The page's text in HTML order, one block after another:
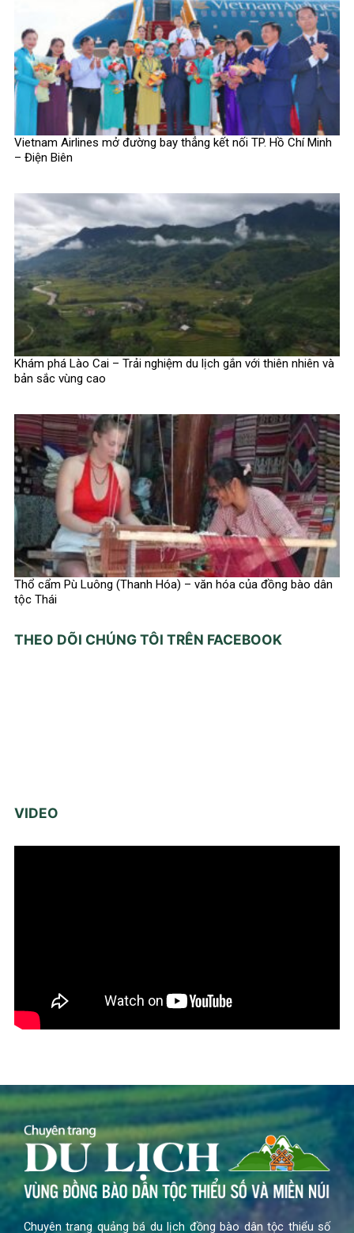
Vietnam Airlines mở đường bay thẳng kết nối TP. Hồ Chí Minh
– Điện Biên
Khám phá Lào Cai – Trải nghiệm du lịch gắn với thiên nhiên và
bản sắc vùng cao
Thổ cẩm Pù Luông (Thanh Hóa) – văn hóa của đồng bào dân
tộc Thái
THEO DÕI CHÚNG TÔI TRÊN FACEBOOK
VIDEO
Chuyên trang quảng bá du lịch đồng bào dân tộc thiểu số